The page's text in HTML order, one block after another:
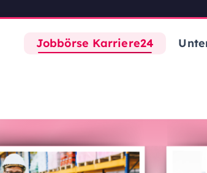
Jobbörse Karriere24